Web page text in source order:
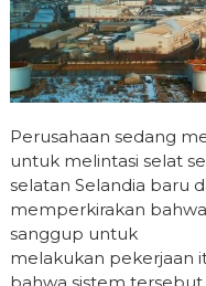
Perusahaan sedang
untuk melintasi selat
selatan Selandia baru
memperkirakan
sanggup untuk
melakukan pekerjaan